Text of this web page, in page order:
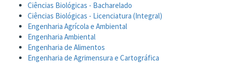
Ciências Biológicas - Bacharelado
Ciências Biológicas - Licenciatura (Integral)
Engenharia Agrícola e Ambiental
Engenharia Ambiental
Engenharia de Alimentos
Engenharia de Agrimensura e Cartográfica